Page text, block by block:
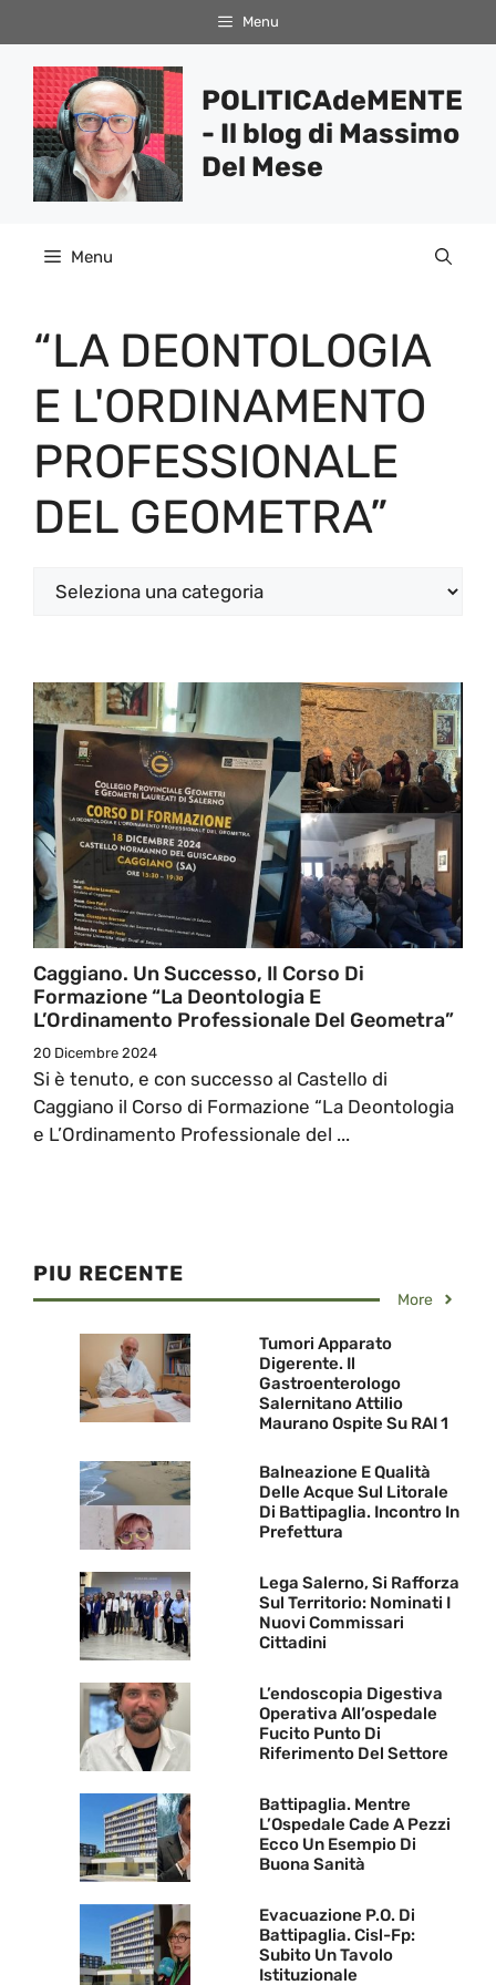
al
contenuto
Menu
POLITICAdeMENTE
- Il blog di Massimo
Del Mese
Menu
“LA DEONTOLOGIA
E L'ORDINAMENTO
PROFESSIONALE
DEL GEOMETRA”
Categorie
Caggiano. Un Successo, Il Corso Di
Formazione “La Deontologia E
L’Ordinamento Professionale Del Geometra”
20 Dicembre 2024
Si è tenuto, e con successo al Castello di
Caggiano il Corso di Formazione “La Deontologia
e L’Ordinamento Professionale del ...
PIU RECENTE
More
Tumori Apparato
Digerente. Il
Gastroenterologo
Salernitano Attilio
Maurano Ospite Su RAI 1
Balneazione E Qualità
Delle Acque Sul Litorale
Di Battipaglia. Incontro In
Prefettura
Lega Salerno, Si Rafforza
Sul Territorio: Nominati I
Nuovi Commissari
Cittadini
L’endoscopia Digestiva
Operativa All’ospedale
Fucito Punto Di
Riferimento Del Settore
Battipaglia. Mentre
L’Ospedale Cade A Pezzi
Ecco Un Esempio Di
Buona Sanità
Evacuazione P.O. Di
Battipaglia. Cisl-Fp:
Subito Un Tavolo
Istituzionale